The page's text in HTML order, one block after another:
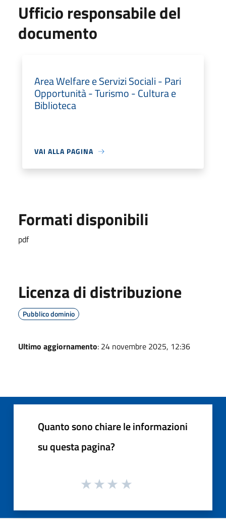
Ufficio responsabile del
documento
Area Welfare e Servizi Sociali - Pari
Opportunità - Turismo - Cultura e
Biblioteca
VAI ALLA PAGINA
Formati disponibili
pdf
Licenza di distribuzione
Pubblico dominio
Ultimo aggiornamento: 24 novembre 2025, 12:36
Quanto sono chiare le informazioni
su questa pagina?